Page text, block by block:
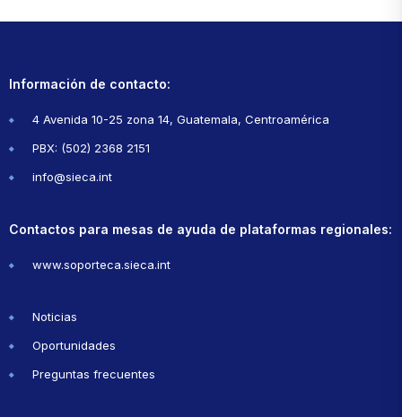
Información de contacto:
4 Avenida 10-25 zona 14, Guatemala, Centroamérica
PBX: (502) 2368 2151
info@sieca.int
Contactos para mesas de ayuda de plataformas regionales:
www.soporteca.sieca.int
Noticias
Oportunidades
Preguntas frecuentes